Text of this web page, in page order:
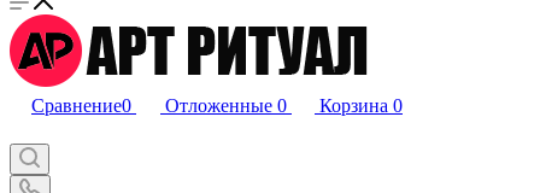
Сравнение0 Отложенные 0 Корзина 0